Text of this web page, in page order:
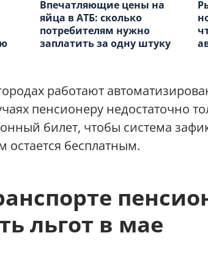
Впечатляющие цены на
яйца в АТБ: сколько
потребителям нужно
заплатить за одну штуку
работают
пенсионеру недостаточно
билет, чтобы система
остается бесплатным.
льгот в мае